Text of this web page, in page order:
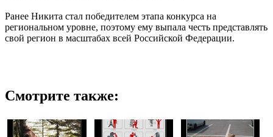
Ранее Никита стал победителем этапа конкурса на
региональном уровне, поэтому ему выпала честь представлять
свой регион в масштабах всей Российской Федерации.
Смотрите также: